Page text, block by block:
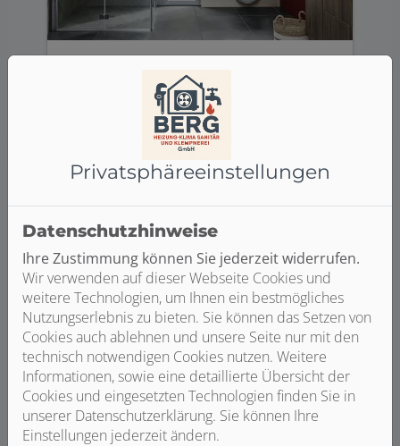
Barrierefreies Bad
Sie wollen möglichst lange
selbstständig und ohne die Hilfe
anderer in den eigenen Wohnräumen
leben? Einen ganz wichtigen Beitrag
dazu liefert ein barrierefreies Bad. Es
verbindet zeitloses Design mit einem
hohen Maß an Komfort und bietet
ergonomische Zusatzfunktionen.
Weiterlesen
Privatsphäre­einstellungen
Datenschutzhinweise
Ihre Zustimmung können Sie jederzeit widerrufen.
Wir verwenden auf dieser Webseite Cookies und
weitere Technologien, um Ihnen ein bestmögliches
Nutzungserlebnis zu bieten. Sie können das Setzen von
Cookies auch ablehnen und unsere Seite nur mit den
technisch notwendigen Cookies nutzen. Weitere
Informationen, sowie eine detaillierte Übersicht der
Cookies und eingesetzten Technologien finden Sie in
unserer Datenschutzerklärung. Sie können Ihre
Einstellungen jederzeit ändern.